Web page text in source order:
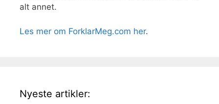
alt annet.
Les mer om ForklarMeg.com her.
Nyeste artikler: